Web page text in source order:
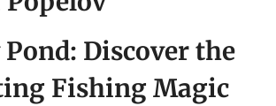
Discover the
Fishing Magic